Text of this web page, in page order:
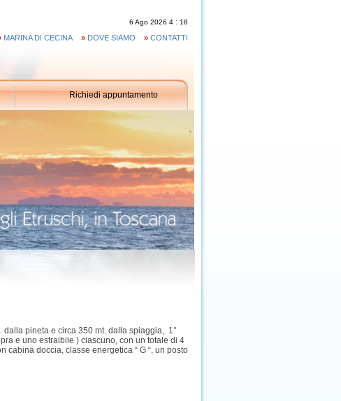
6 Ago 2026 4 : 18
MARINA DI CECINA » DOVE SIAMO » CONTATTI
Richiedi appuntamento
pineta e circa 350 mt. dalla spiaggia, 1°
e uno estraibile ) ciascuno, con un totale di 4
doccia, classe energetica “ G “, un posto